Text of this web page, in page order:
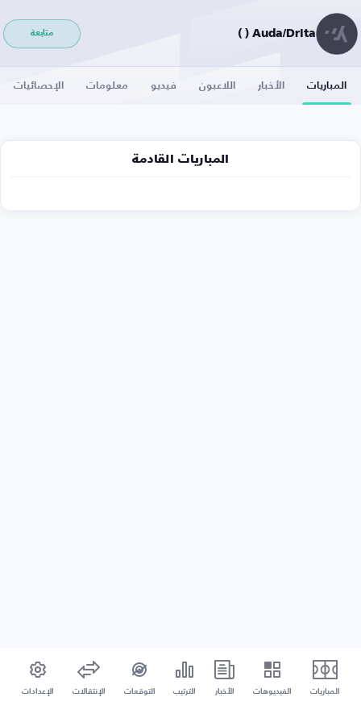
Auda/Drita ( ) متابعة
المباريات الأخبار اللاعبون فيديو معلومات الإحصائيات
المباريات القادمة
المباريات الفيديوهات الأخبار الترتيب التوقعات الإنتقالات الإعدادات